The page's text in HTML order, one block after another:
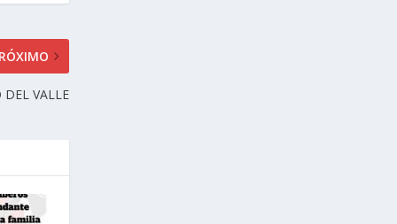
DEL VALLE